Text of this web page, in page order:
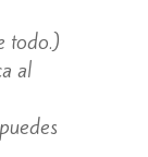
todo.)
al